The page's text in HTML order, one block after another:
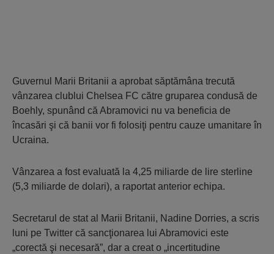
Guvernul Marii Britanii a aprobat săptămâna trecută
vânzarea clublui Chelsea FC către gruparea condusă de
Boehly, spunând că Abramovici nu va beneficia de
încasări şi că banii vor fi folosiţi pentru cauze umanitare în
Ucraina.
Vânzarea a fost evaluată la 4,25 miliarde de lire sterline
(5,3 miliarde de dolari), a raportat anterior echipa.
Secretarul de stat al Marii Britanii, Nadine Dorries, a scris
luni pe Twitter că sancţionarea lui Abramovici este
„corectă şi necesară”, dar a creat o „incertitudine